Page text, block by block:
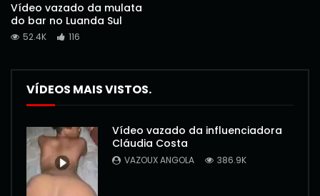
Vídeo vazado da mulata
do bar no Luanda Sul
52.4K 116
VÍDEOS MAIS VISTOS.
Vídeo vazado da influenciadora
Cláudia Costa
VAZOUX ANGOLA 386.9K